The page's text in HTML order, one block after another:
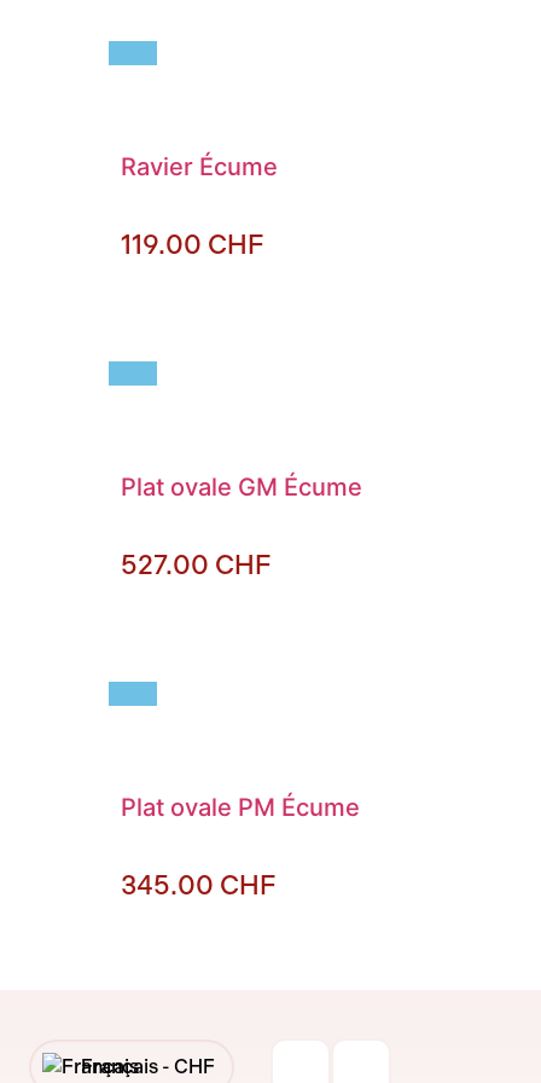
Ravier Écume
119.00 CHF
Plat ovale GM Écume
527.00 CHF
Plat ovale PM Écume
345.00 CHF
Français - CHF